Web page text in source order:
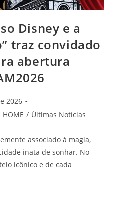
Disney e a
traz convidado
abertura
2026
HOME / Últimas Notícias
associado à magia,
inata de sonhar. No
icônico e de cada